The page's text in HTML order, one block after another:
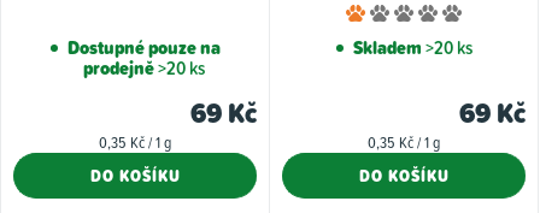
Dostupné pouze na
prodejně>20 ks
69 Kč
Měrná
0,35 Kč / 1 g
DO KOŠÍKU
je
1,0
z
Skladem>20 ks
69 Kč
Měrná
0,35 Kč / 1 g
DO KOŠÍKU